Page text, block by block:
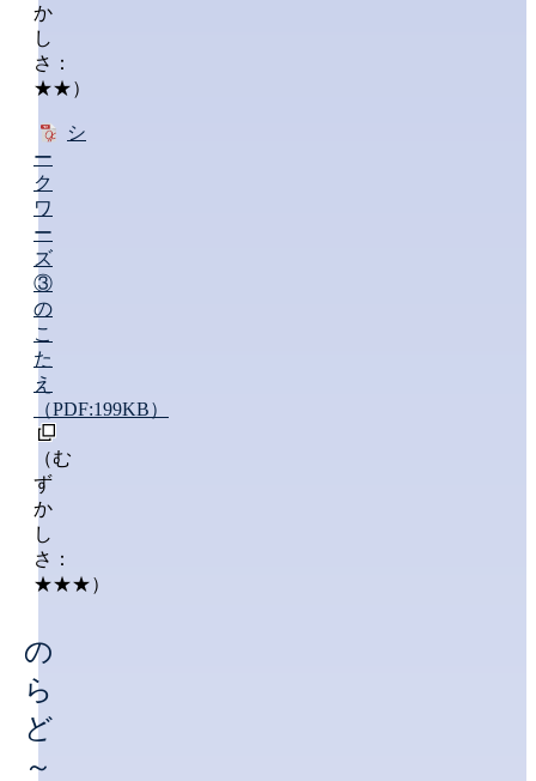
か
し
さ：
★★）
シ
ー
ク
ワ
ー
ズ
③
の
こ
た
え
（PDF:199KB）
（む
ず
か
し
さ：
★★★）
の
ら
ど
～